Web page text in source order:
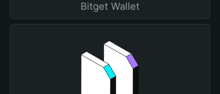
Bitget Wallet